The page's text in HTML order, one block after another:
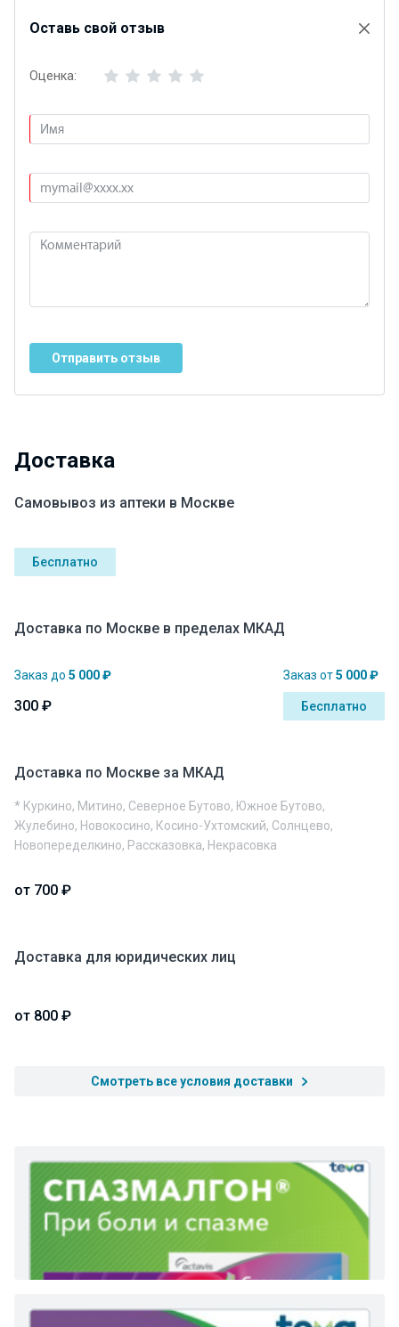
Оставь свой отзыв
Оценка:
Отправить отзыв
Доставка
Самовывоз из аптеки в Москве
Бесплатно
Доставка по Москве в пределах МКАД
Заказ до 5 000 ₽
300 ₽
Заказ от5 000 ₽
Бесплатно
Доставка по Москве за МКАД
* Куркино, Митино, Северное Бутово, Южное Бутово,
Жулебино, Новокосино, Косино-Ухтомский, Солнцево,
Новопеределкино, Рассказовка, Некрасовка
от 700 ₽
Доставка для юридических лиц
от 800 ₽
Смотреть все условия доставки